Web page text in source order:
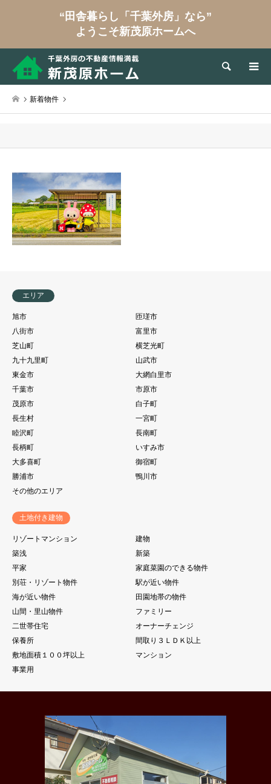
“田舎暮らし「千葉外房」なら”
ようこそ新茂原ホームへ
検索
新着物件
エリア
旭市
匝瑳市
八街市
富里市
芝山町
横芝光町
九十九里町
山武市
東金市
大網白里市
千葉市
市原市
茂原市
白子町
長生村
一宮町
睦沢町
長南町
長柄町
いすみ市
大多喜町
御宿町
勝浦市
鴨川市
その他のエリア
土地付き建物
リゾートマンション
建物
築浅
新築
平家
家庭菜園のできる物件
別荘・リゾート物件
駅が近い物件
海が近い物件
田園地帯の物件
山間・里山物件
ファミリー
二世帯住宅
オーナーチェンジ
保養所
間取り３ＬＤＫ以上
敷地面積１００坪以上
マンション
事業用